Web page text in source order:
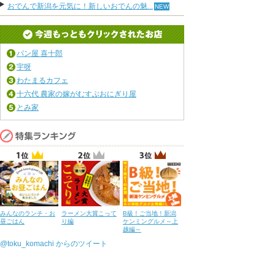
おでんで新潟を元気に！新しいおでんの魅...
パン屋 喜十郎
宇呀
わたまるカフェ
十六代 農家の嫁がむすぶおにぎり屋
とみ家
みんなのランチ・お
昼ごはん
ラーメン大賞こって
り編
B級！ご当地！新潟
ケンミングルメ～上
越編～
@toku_komachi からのツイート